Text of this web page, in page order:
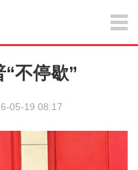
不停歇”
05-19 08:17